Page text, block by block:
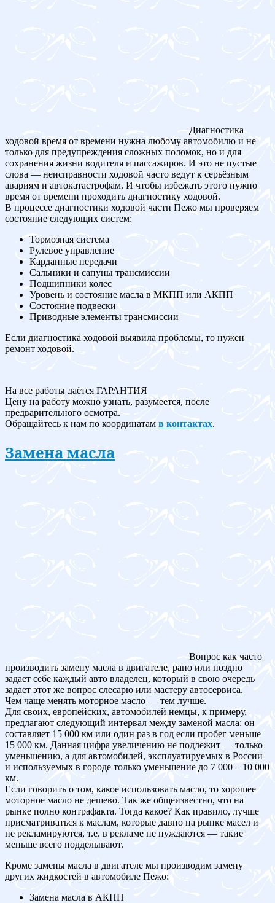
Диагностика
ходовой время от времени нужна любому автомобилю и не
только для предупреждения сложных поломок, но и для
сохранения жизни водителя и пассажиров. И это не пустые
слова — неисправности ходовой часто ведут к серьёзным
авариям и автокатастрофам. И чтобы избежать этого нужно
время от времени проходить диагностику ходовой.
В процессе диагностики ходовой части Пежо мы проверяем
состояние следующих систем:
Тормозная система
Рулевое управление
Карданные передачи
Сальники и сапуны трансмиссии
Подшипники колес
Уровень и состояние масла в МКПП или АКПП
Состояние подвески
Приводные элементы трансмиссии
Если диагностика ходовой выявила проблемы, то нужен
ремонт ходовой.
На все работы даётся ГАРАНТИЯ
Цену на работу можно узнать, разумеется, после
предварительного осмотра.
Обращайтесь к нам по координатам в контактах.
Замена масла
Вопрос как часто
производить замену масла в двигателе, рано или поздно
задает себе каждый авто владелец, который в свою очередь
задает этот же вопрос слесарю или мастеру автосервиса.
Чем чаще менять моторное масло — тем лучше.
Для своих, европейских, автомобилей немцы, к примеру,
предлагают следующий интервал между заменой масла: он
составляет 15 000 км или один раз в год если пробег меньше
15 000 км. Данная цифра увеличению не подлежит — только
уменьшению, а для автомобилей, эксплуатируемых в России
и используемых в городе только уменьшение до 7 000 – 10 000
км.
Если говорить о том, какое использовать масло, то хорошее
моторное масло не дешево. Так же общеизвестно, что на
рынке полно контрафакта. Тогда какое? Как правило, лучше
присматриваться к маслам, которые давно на рынке масел и
не рекламируются, т.е. в рекламе не нуждаются — такие
меньше всего подделывают.
Кроме замены масла в двигателе мы производим замену
других жидкостей в автомобиле Пежо:
Замена масла в АКПП